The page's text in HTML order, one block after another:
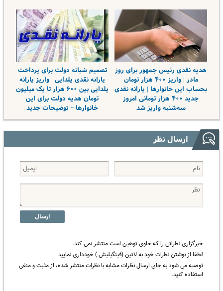
هدیه نقدی رئیس جمهور برای روز
مادر | واریز ۴۰۰ هزار تومان
بحساب این خانوارها | یارانه نقدی
جدید ۴۰۰ هزار تومانی امروز
سه‌شنبه واریز شد
تصمیم شبانه دولت برای پرداخت
یارانه نقدی یلدایی | واریز یارانه
یلدایی بین ۶۰۰ هزار تا یک میلیون
تومان هدیه دولت برای این
خانوارها + توضیحات جدید
ارسال نظر
ارسال
خبرگزاری نظراتی را که حاوی توهین است منتشر نمی کند.
لطفا از نوشتن نظرات خود به لاتین (فینگیلیش ) خودداری نمایید
توصیه می شود به جای ارسال نظرات مشابه با نظرات منتشر شده، از مثبت و منفی
استفاده کنید.